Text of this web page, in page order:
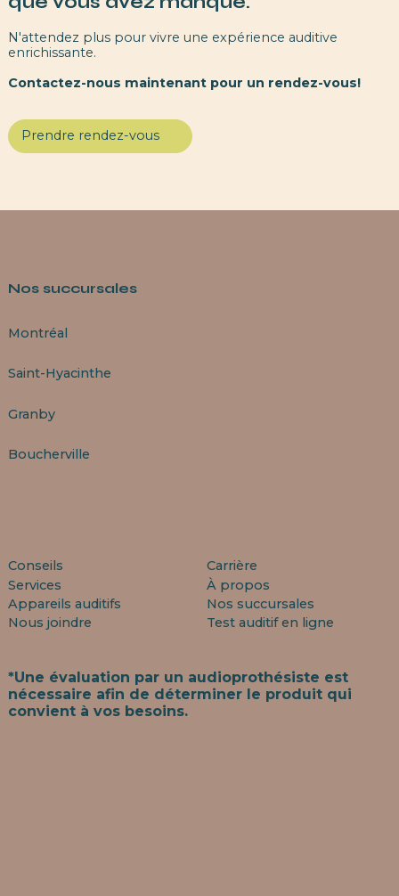
N'attendez plus pour vivre une expérience auditive
enrichissante.
Contactez-nous maintenant pour un rendez-vous!
Prendre rendez-vous
Nos succursales
Montréal
Saint-Hyacinthe
Granby
Boucherville
Conseils
Services
Appareils auditifs
Nous joindre
Carrière
À propos
Nos succursales
Test auditif en ligne
*Une évaluation par un audioprothésiste est
nécessaire afin de déterminer le produit qui
convient à vos besoins.